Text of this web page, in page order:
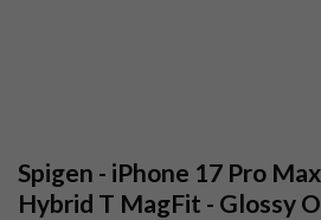
Spigen - iPhone 17 Pro
Hybrid T MagFit - Glossy